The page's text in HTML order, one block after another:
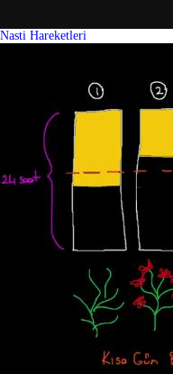
Nasti Hareketleri